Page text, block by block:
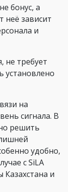
бонус, а
неё зависит
и
не требует
установлено
на
сигнала. В
решить
удобно,
с SiLA
и